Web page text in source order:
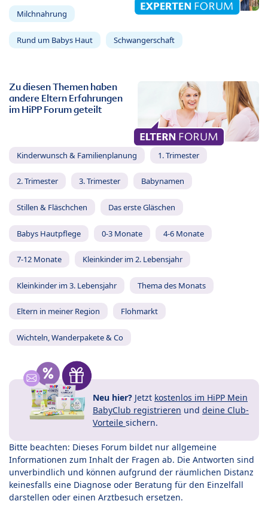
Milchnahrung
Rund um Babys Haut Schwangerschaft
Zu diesen Themen haben
andere Eltern Erfahrungen
im HiPP Forum geteilt
Kinderwunsch & Familienplanung 1. Trimester
2. Trimester 3. Trimester Babynamen
Stillen & Fläschchen Das erste Gläschen
Babys Hautpflege 0-3 Monate 4-6 Monate
7-12 Monate Kleinkinder im 2. Lebensjahr
Kleinkinder im 3. Lebensjahr Thema des Monats
Eltern in meiner Region Flohmarkt
Wichteln, Wanderpakete & Co
Neu hier? Jetzt kostenlos im HiPP Mein
BabyClub registrieren und deine Club-
Vorteile sichern.
Bitte beachten: Dieses Forum bildet nur allgemeine
Informationen zum Inhalt der Fragen ab. Die Antworten sind
unverbindlich und können aufgrund der räumlichen Distanz
keinesfalls eine Diagnose oder Beratung für den Einzelfall
darstellen oder einen Arztbesuch ersetzen.